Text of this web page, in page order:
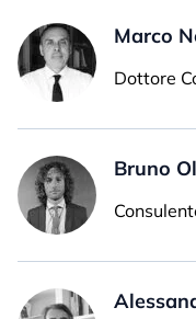
Marco
Dottore
Bruno